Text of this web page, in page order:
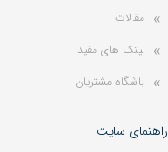
مقالات
لینک های مفید
باشگاه مشتریان
راهنمای سایت